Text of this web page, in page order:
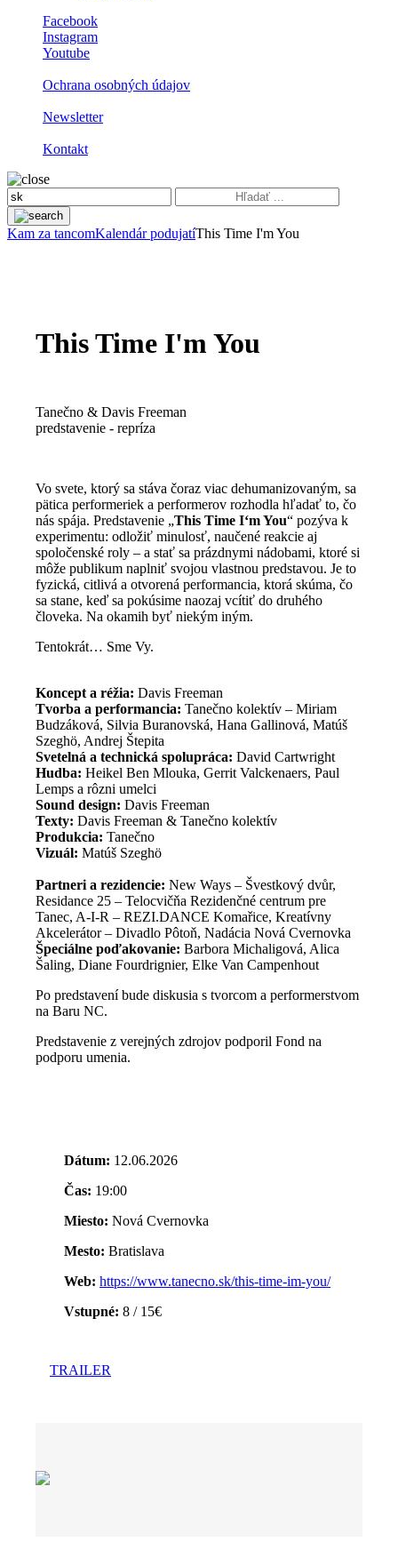
Facebook
Instagram
Youtube
Ochrana osobných údajov
Newsletter
Kontakt
Kam za tancomKalendár podujatíThis Time I'm You
This Time I'm You
Tanečno & Davis Freeman
predstavenie - repríza
Vo svete, ktorý sa stáva čoraz viac dehumanizovaným, sa
pätica performeriek a performerov rozhodla hľadať to, čo
nás spája. Predstavenie „This Time I‘m You“ pozýva k
experimentu: odložiť minulosť, naučené reakcie aj
spoločenské roly – a stať sa prázdnymi nádobami, ktoré si
môže publikum naplniť svojou vlastnou predstavou. Je to
fyzická, citlivá a otvorená performancia, ktorá skúma, čo
sa stane, keď sa pokúsime naozaj vcítiť do druhého
človeka. Na okamih byť niekým iným.
Tentokrát… Sme Vy.
Koncept a réžia: Davis Freeman
Tvorba a performancia: Tanečno kolektív – Miriam
Budzáková, Silvia Buranovská, Hana Gallinová, Matúš
Szeghö, Andrej Štepita
Svetelná a technická spolupráca: David Cartwright
Hudba: Heikel Ben Mlouka, Gerrit Valckenaers, Paul
Lemps a rôzni umelci
Sound design: Davis Freeman
Texty: Davis Freeman & Tanečno kolektív
Produkcia: Tanečno
Vizuál: Matúš Szeghö
Partneri a rezidencie: New Ways – Švestkový dvůr,
Residance 25 – Telocvičňa Rezidenčné centrum pre
Tanec, A-I-R – REZI.DANCE Komařice, Kreatívny
Akcelerátor – Divadlo Pôtoň, Nadácia Nová Cvernovka
Špeciálne poďakovanie: Barbora Michaligová, Alica
Šaling, Diane Fourdrignier, Elke Van Campenhout
Po predstavení bude diskusia s tvorcom a performerstvom
na Baru NC.
Predstavenie z verejných zdrojov podporil Fond na
podporu umenia.
Dátum: 12.06.2026
Čas: 19:00
Miesto: Nová Cvernovka
Mesto: Bratislava
Web: https://www.tanecno.sk/this-time-im-you/
Vstupné: 8 / 15€
TRAILER